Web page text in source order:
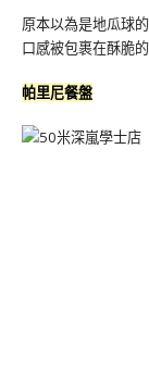
原本以為是地瓜球
口感被包裹在酥脆
帕里尼餐盤